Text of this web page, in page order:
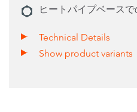
ヒートパイプベース
Technical Details
Show product variants